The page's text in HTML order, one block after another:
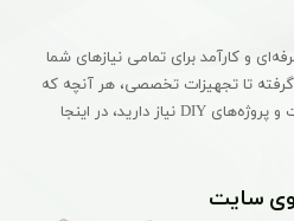
و کارآمد برای تمامی نیازهای شما
گرفته تا تجهیزات تخصصی، هر آنچه که
برای انجام کارهای ساختمانی، تعمیرات و پروژه‌های DIY نیاز دارید، در اینجا
سایت